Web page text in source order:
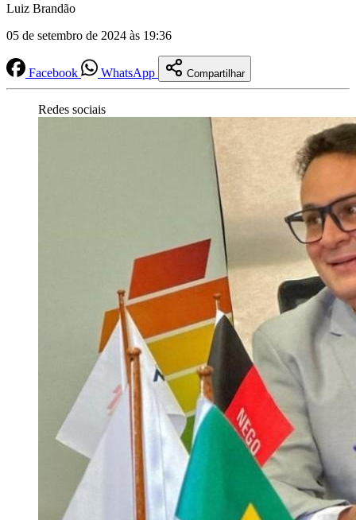
Luiz Brandão
05 de setembro de 2024 às 19:36
Facebook WhatsApp Compartilhar
Redes sociais